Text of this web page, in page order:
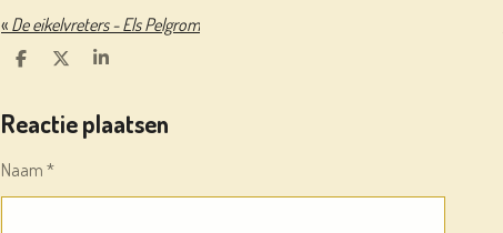
« De eikelvreters - Els Pelgrom
D
E
N
D
L
S
R
E
Reactie plaatsen
Naam *